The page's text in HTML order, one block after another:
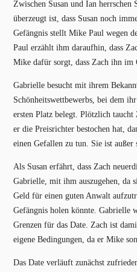
Zwischen Susan und Ian herrschen
überzeugt ist, dass Susan noch
Gefängnis stellt Mike Paul wegen
Paul erzählt ihm daraufhin, dass
Mike dafür sorgt, dass Zach ihn im
Gabrielle besucht mit ihrem
Schönheitswettbewerbs, bei dem
ersten Platz belegt. Plötzlich taucht
er die Preisrichter bestochen hat,
einen Gefallen zu tun. Sie ist außer
Als Susan erfährt, dass Zach
Gabrielle, mit ihm auszugehen, da
Geld für einen guten Anwalt
Gefängnis holen könnte. Gabrielle
Grenzen für das Date. Zach ist
eigene Bedingungen, da er Mike
Das Date verläuft zunächst